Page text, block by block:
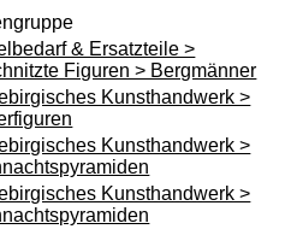
& Ersatzteile >
Figuren > Bergmänner
Kunsthandwerk >
Kunsthandwerk >
Kunsthandwerk >